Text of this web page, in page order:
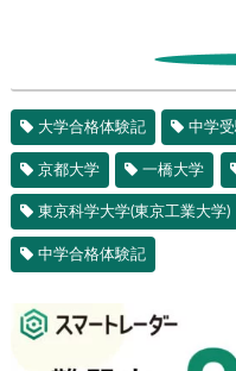
大学合格体験記 中学
京都大学 一橋大学
東京科学大学(東京工業大学)
中学合格体験記